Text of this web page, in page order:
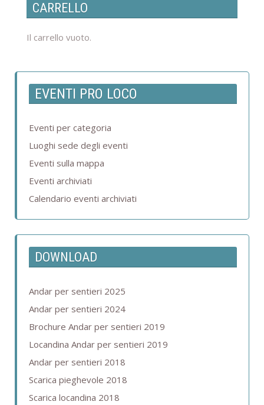
CARRELLO
Il carrello vuoto.
EVENTI PRO LOCO
Eventi per categoria
Luoghi sede degli eventi
Eventi sulla mappa
Eventi archiviati
Calendario eventi archiviati
DOWNLOAD
Andar per sentieri 2025
Andar per sentieri 2024
Brochure Andar per sentieri 2019
Locandina Andar per sentieri 2019
Andar per sentieri 2018
Scarica pieghevole 2018
Scarica locandina 2018